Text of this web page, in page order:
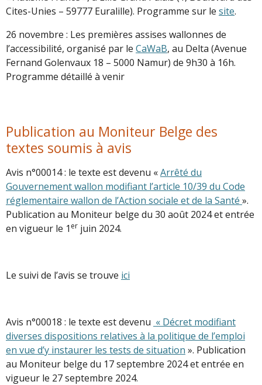
Cites-Unies – 59777 Euralille). Programme sur le site.
26 novembre : Les premières assises wallonnes de
l’accessibilité, organisé par le CaWaB, au Delta (Avenue
Fernand Golenvaux 18 – 5000 Namur) de 9h30 à 16h.
Programme détaillé à venir
Publication au Moniteur Belge des
textes soumis à avis
Avis n°00014 : le texte est devenu «Arrêté du
Gouvernement wallon modifiant l’article 10/39 du Code
réglementaire wallon de l’Action sociale et de la Santé ».
Publication au Moniteur belge du 30 août 2024 et entrée
en vigueur le 1 er juin 2024.
Le suivi de l’avis se trouve ici
Avis n°00018 : le texte est devenu « Décret modifiant
diverses dispositions relatives à la politique de l’emploi
en vue d’y instaurer les tests de situation ». Publication
au Moniteur belge du 17 septembre 2024 et entrée en
vigueur le 27 septembre 2024.